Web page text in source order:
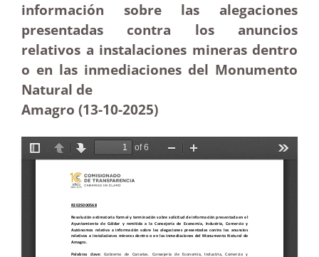
información sobre las alegaciones
presentadas contra los anuncios
relativos a instalaciones mineras dentro
o en las inmediaciones del Monumento
Natural de
Amagro (13-10-2025)